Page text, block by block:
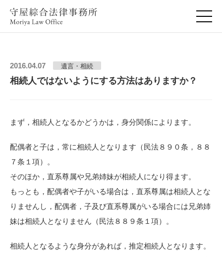
2016.04.07 遺言・相続
相続人ではないようにする方法はありますか？
まず，相続人となるかどうかは，身分関係によります。
配偶者と子は，常に相続人となります（民法８９０条，８８
７条１項）。
そのほか，直系尊属や兄弟姉妹が相続人になり得ます。
もっとも，配偶者や子がいる場合は，直系尊属は相続人とな
りませんし，配偶者，子及び直系尊属がいる場合には兄弟姉
妹は相続人となりません（民法８８９条１項）。
相続人となるような身分があれば，推定相続人となります。